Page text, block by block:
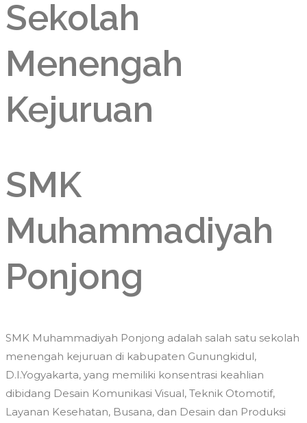
Sekolah
Menengah
Kejuruan
SMK
Muhammadiyah
Ponjong
SMK Muhammadiyah Ponjong adalah salah satu sekolah
menengah kejuruan di kabupaten Gunungkidul,
D.I.Yogyakarta, yang memiliki konsentrasi keahlian
dibidang Desain Komunikasi Visual, Teknik Otomotif,
Layanan Kesehatan, Busana, dan Desain dan Produksi